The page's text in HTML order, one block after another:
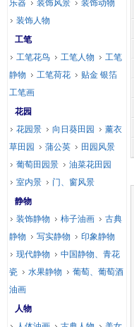
乐器 装饰风景
装饰动物
装饰人物
工笔
工笔花鸟
工笔人物
工笔
静物
工笔荷花
贴金 银箔
工笔画
花园
花园景
向日葵田园
薰衣
草田园
蒲公英
田园风景
葡萄田园景
油菜花田园
室内景
门、窗风景
静物
装饰静物
柿子油画
古典
静物
写实静物
印象静物
现代静物
中国静物、青花
瓷
水果静物
葡萄、葡萄酒
油画
人物